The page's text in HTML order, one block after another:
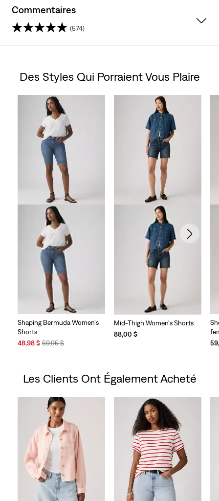
Commentaires
(574)
sur
5.
évaluations
Des Styles Qui Porraient Vous Plaire
Shaping Bermuda Women's
Shorts
Sale
48,98 $Original
59,95 $
Mid-Thigh Women's Shorts
88,00 $
Les Clients Ont Également Acheté